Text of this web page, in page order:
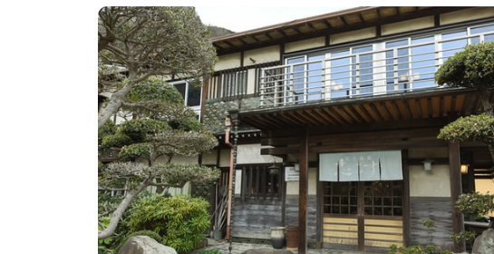
a
g
e
_
s
e
a
r
c
h